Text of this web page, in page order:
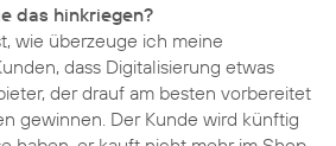
das hinkriegen?
wie überzeuge ich meine
dass Digitalisierung etwas
der drauf am besten vorbereitet
gewinnen. Der Kunde wird künftig